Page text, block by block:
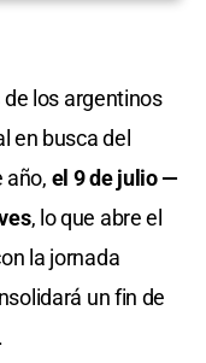
los argentinos
en busca del
año, el 9 de julio —
, lo que abre el
la jornada
un fin de